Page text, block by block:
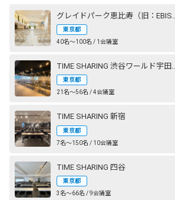
グレイドパーク恵比寿（旧
東京都
40名〜100名 / 1会議室
TIME SHARING
東京都
21名〜56名 / 4会議室
TIME SHARING 新宿
東京都
7名〜150名 / 10会議室
TIME SHARING 四谷
東京都
3名〜66名 / 9会議室